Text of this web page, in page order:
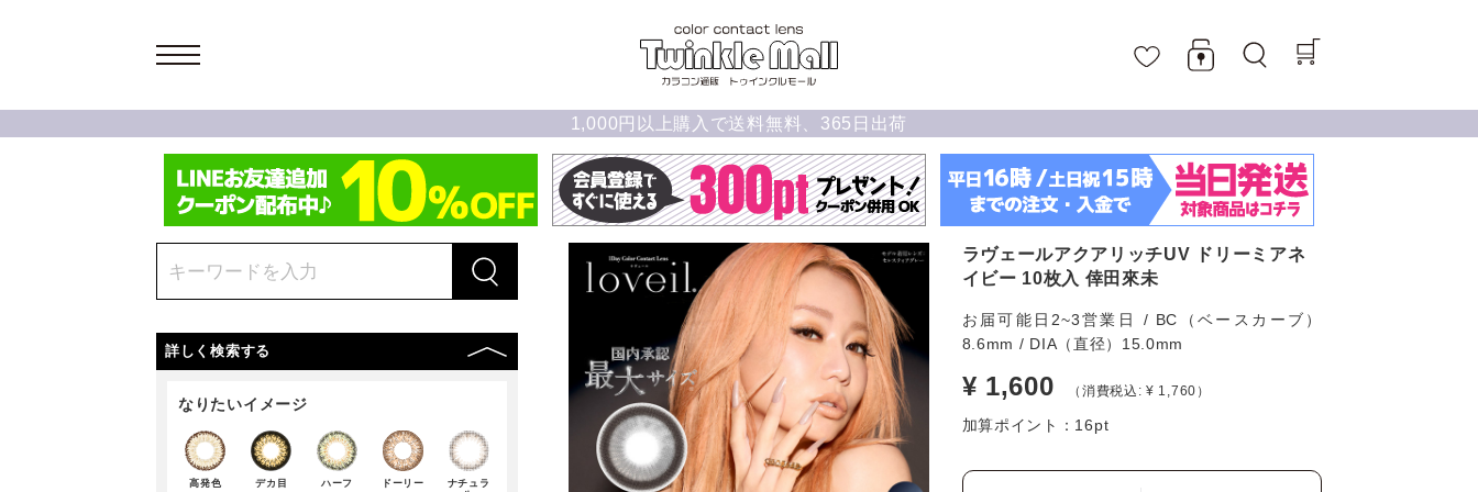
1,000円以上購入で送料無料、365日出荷
詳しく検索する
なりたいイメージ
高発色 デカ目 ハーフ ドーリー
ナチュラ
ラヴェールアクアリッチUV ドリーミアネ
イビー 10枚入 倖田來未
お届可能日2~3営業日 / BC（ベースカーブ）
8.6mm / DIA（直径）15.0mm
¥ 1,600 （消費税込: ¥ 1,760）
加算ポイント： 16pt